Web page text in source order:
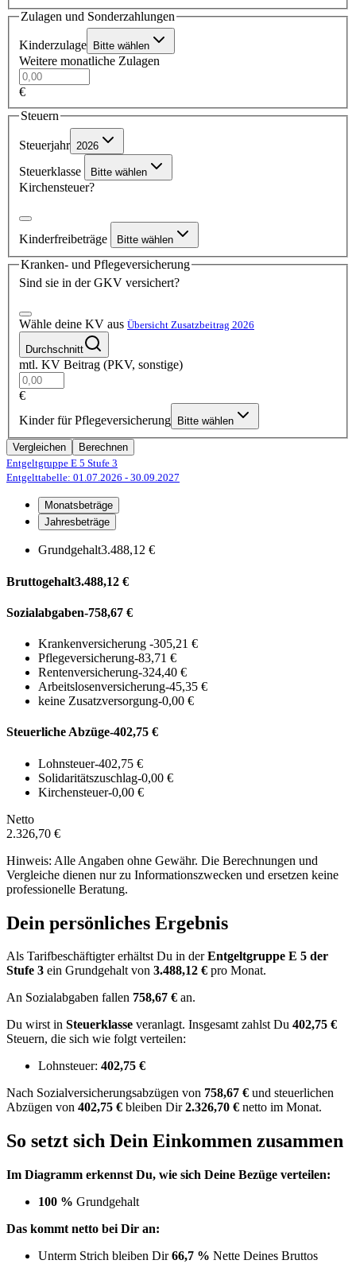
Zulagen und Sonderzahlungen
Kinderzulage Bitte wählen
Weitere monatliche Zulagen
€
Steuern
Steuerjahr 2026
Steuerklasse Bitte wählen
Kirchensteuer?
Kinderfreibeträge Bitte wählen
Kranken- und Pflegeversicherung
Sind sie in der GKV versichert?
Wähle deine KV aus Übersicht Zusatzbeitrag 2026
Durchschnitt
mtl. KV Beitrag (PKV, sonstige)
€
Kinder für Pflegeversicherung
Bitte wählen
Vergleichen
Berechnen
Entgeltgruppe E 5 Stufe 3
Entgelttabelle: 01.07.2026 - 30.09.2027
Monatsbeträge
Jahresbeträge
Grundgehalt3.488,12 €
Bruttogehalt3.488,12 €
Sozialabgaben-758,67 €
Krankenversicherung -305,21 €
Pflegeversicherung-83,71 €
Rentenversicherung-324,40 €
Arbeitslosenversicherung-45,35 €
keine Zusatzversorgung-0,00 €
Steuerliche Abzüge-402,75 €
Lohnsteuer-402,75 €
Solidaritätszuschlag-0,00 €
Kirchensteuer-0,00 €
Netto
2.326,70 €
Hinweis: Alle Angaben ohne Gewähr. Die Berechnungen und
Vergleiche dienen nur zu Informationszwecken und ersetzen keine
professionelle Beratung.
Dein persönliches Ergebnis
Als Tarifbeschäftigter erhältst Du in derEntgeltgruppe E 5 der
Stufe 3 ein Grundgehalt von 3.488,12 € pro Monat.
An Sozialabgaben fallen 758,67 € an.
Du wirst in Steuerklasse veranlagt. Insgesamt zahlst Du 402,75 €
Steuern, die sich wie folgt verteilen:
Lohnsteuer: 402,75 €
Nach Sozialversicherungsabzügen von 758,67 € und steuerlichen
Abzügen von 402,75 € bleiben Dir2.326,70 € netto im Monat.
So setzt sich Dein Einkommen zusammen
Im Diagramm erkennst Du, wie sich Deine Bezüge verteilen:
100 % Grundgehalt
Das kommt netto bei Dir an:
Unterm Strich bleiben Dir66,7 % Nette Deines Bruttos